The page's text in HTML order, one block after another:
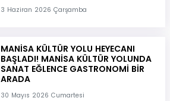
3 Haziran 2026 Çarşamba
MANİSA KÜLTÜR YOLU HEYECANI
BAŞLADI! MANİSA KÜLTÜR YOLUNDA
SANAT EĞLENCE GASTRONOMİ BİR
ARADA
30 Mayıs 2026 Cumartesi